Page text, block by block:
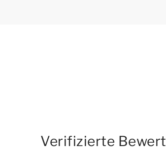
Verifizierte